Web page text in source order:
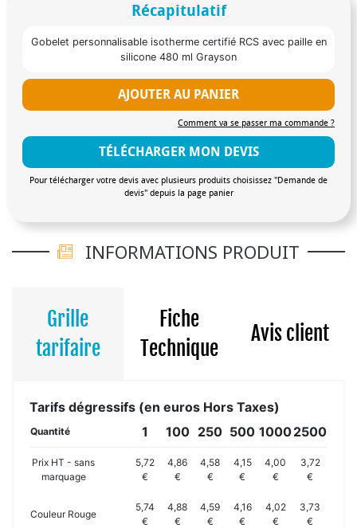
Récapitulatif
Gobelet personnalisable isotherme certifié RCS avec paille en
silicone 480 ml Grayson
AJOUTER AU PANIER
Comment va se passer ma commande ?
TÉLÉCHARGER MON DEVIS
Pour télécharger votre devis avec plusieurs produits choisissez "Demande de
devis" depuis la page panier
INFORMATIONS PRODUIT
Grille
tarifaire
Fiche
Technique
Avis client
Tarifs dégressifs (en euros Hors Taxes)
Quantité 1 100 250 500 10002500
Prix HT - sans
marquage
5,72
€
4,86
€
4,58
€
4,15
€
4,00
€
3,72
€
Couleur Rouge
5,74
€
4,88
€
4,59
€
4,16
€
4,02
€
3,73
€